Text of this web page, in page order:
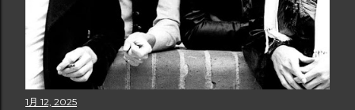
1月 12, 2025